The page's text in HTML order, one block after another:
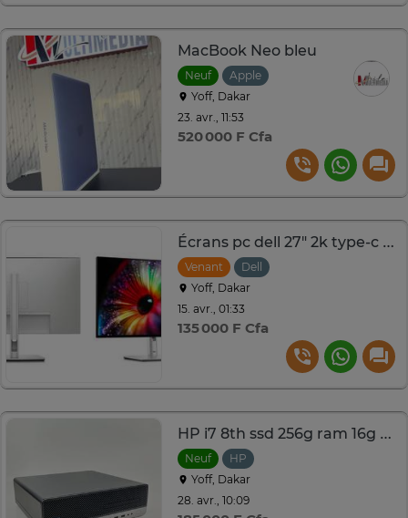
MacBook Neo bleu
Neuf
Apple
Yoff, Dakar
23. avr., 11:53
520 000 F Cfa
Écrans pc dell 27" 2k type-c - hdmi
Venant
Dell
Yoff, Dakar
15. avr., 01:33
135 000 F Cfa
HP i7 8th ssd 256g ram 16g wifi neuf
Neuf
HP
Yoff, Dakar
28. avr., 10:09